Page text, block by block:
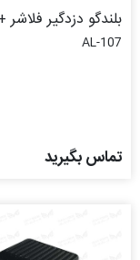
بلندگو دزدگیر فلاشر
AL-107
تماس بگیرید